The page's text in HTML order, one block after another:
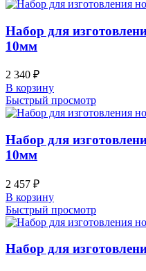
Набор для
10мм
2 340 ₽
В корзину
Быстрый просмотр
Набор для
10мм
2 457 ₽
В корзину
Быстрый просмотр
Набор для